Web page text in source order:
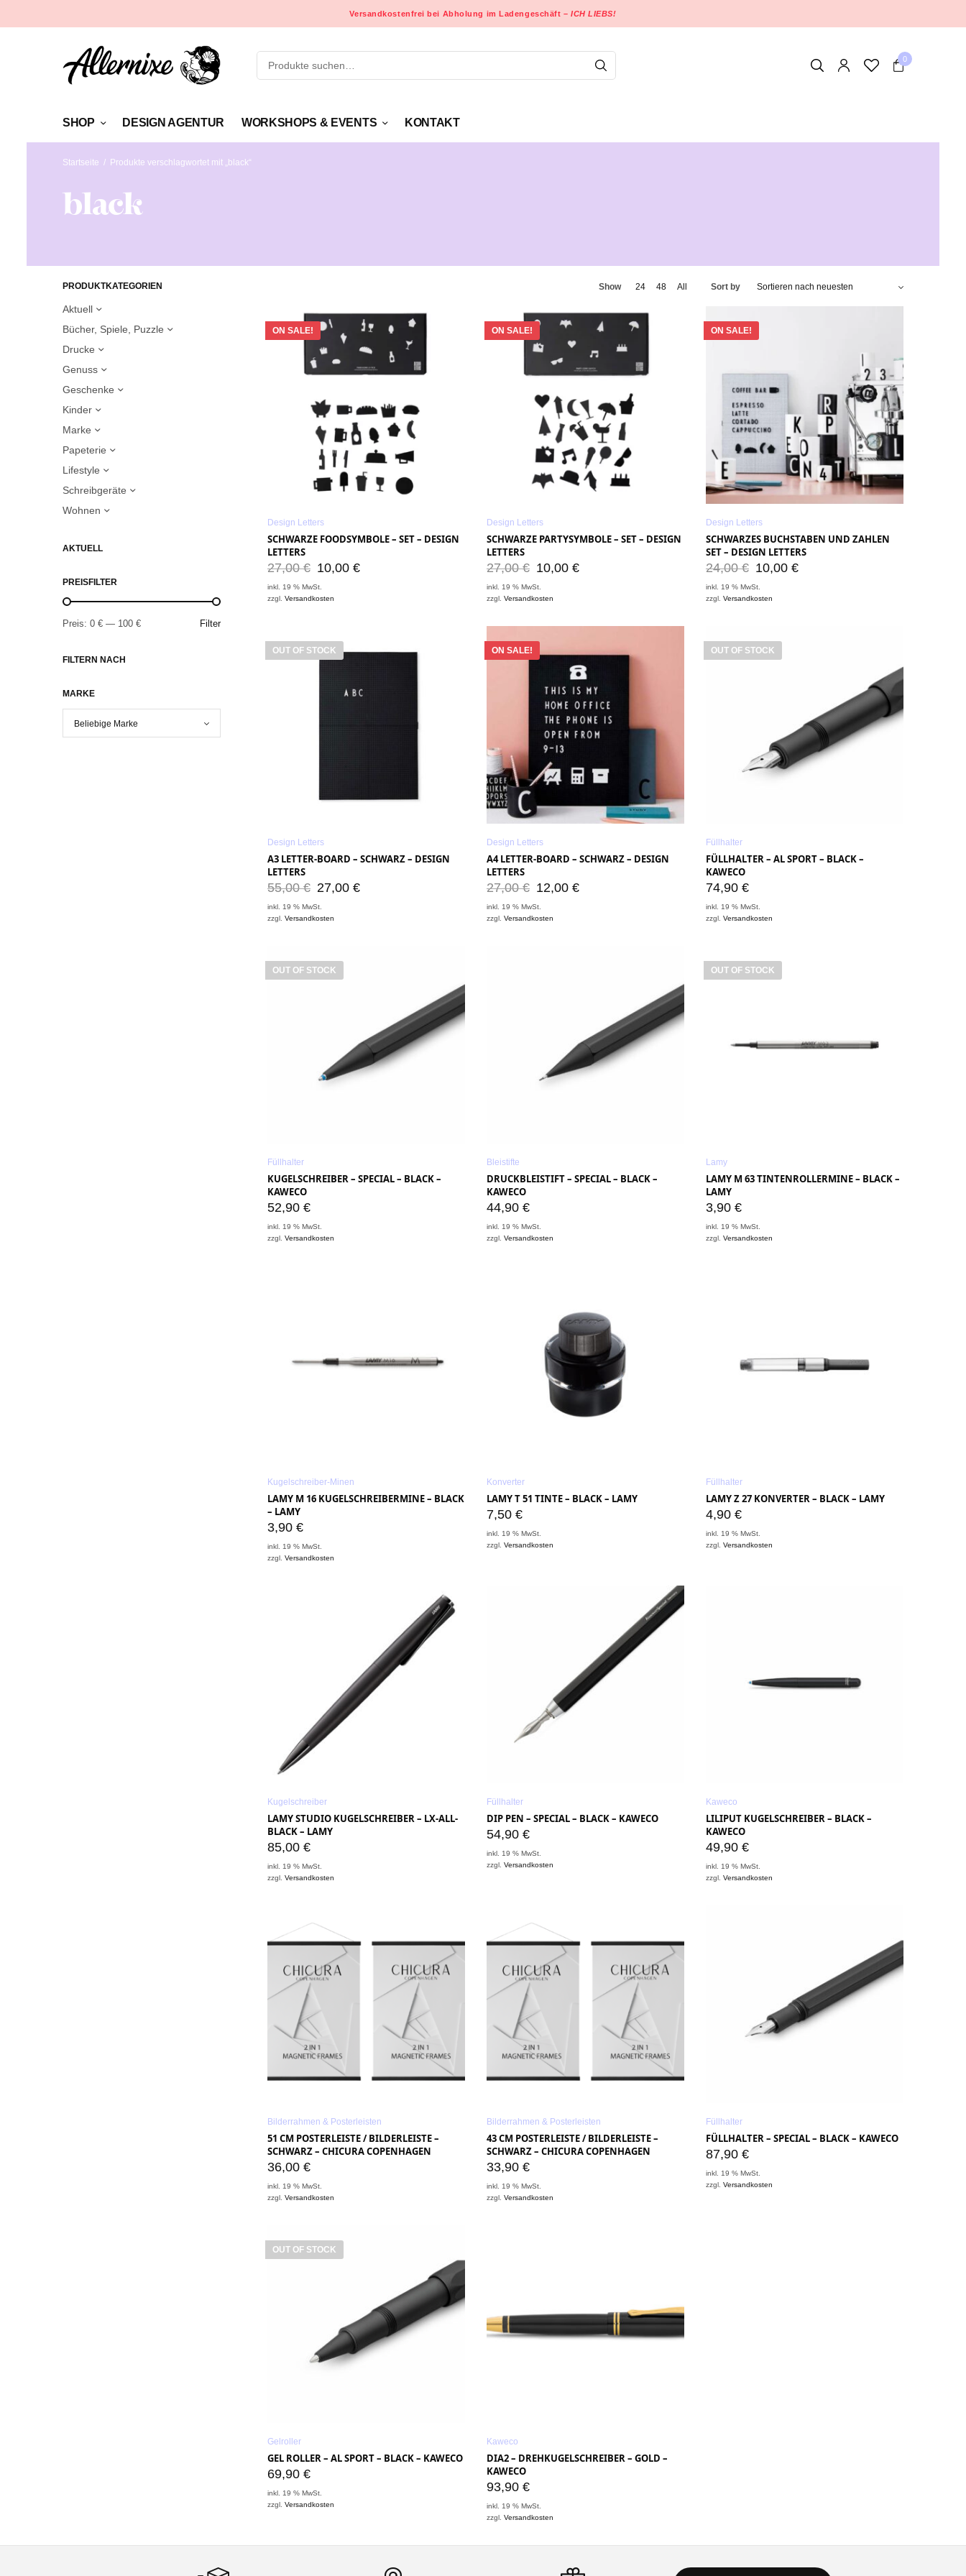
Versandkostenfrei bei Abholung im Ladengeschäft –ICH LIEBS!
0
SHOP DESIGN AGENTUR WORKSHOPS & EVENTS KONTAKT
Startseite / Produkte verschlagwortet mit „black“
black
PRODUKTKATEGORIEN
Aktuell
Bücher, Spiele, Puzzle
Drucke
Genuss
Geschenke
Kinder
Marke
Papeterie
Lifestyle
Schreibgeräte
Wohnen
AKTUELL
PREISFILTER
Filter
Preis: 0 € — 100 €
FILTERN NACH
MARKE
Show 24 48 All Sort by
ON SALE!
Design Letters
SCHWARZE FOODSYMBOLE – SET – DESIGN
LETTERS
27,00€ 10,00 €
inkl. 19 % MwSt.
zzgl.Versandkosten
ON SALE!
Design Letters
SCHWARZE PARTYSYMBOLE – SET – DESIGN
LETTERS
27,00€ 10,00 €
inkl. 19 % MwSt.
zzgl. Versandkosten
ON SALE!
Design Letters
SCHWARZES BUCHSTABEN UND ZAHLEN
SET – DESIGN LETTERS
24,00€ 10,00 €
inkl. 19 % MwSt.
zzgl. Versandkosten
OUT OF STOCK
Design Letters
A3 LETTER-BOARD – SCHWARZ – DESIGN
LETTERS
55,00€ 27,00 €
inkl. 19 % MwSt.
zzgl.Versandkosten
ON SALE!
Design Letters
A4 LETTER-BOARD – SCHWARZ – DESIGN
LETTERS
27,00€ 12,00 €
inkl. 19 % MwSt.
zzgl. Versandkosten
OUT OF STOCK
Füllhalter
FÜLLHALTER – AL SPORT – BLACK –
KAWECO
74,90 €
inkl. 19 % MwSt.
zzgl. Versandkosten
OUT OF STOCK
Füllhalter
KUGELSCHREIBER – SPECIAL – BLACK –
KAWECO
52,90 €
inkl. 19 % MwSt.
zzgl.Versandkosten
Bleistifte
DRUCKBLEISTIFT – SPECIAL – BLACK –
KAWECO
44,90 €
inkl. 19 % MwSt.
zzgl. Versandkosten
OUT OF STOCK
Lamy
LAMY M 63 TINTENROLLERMINE – BLACK –
LAMY
3,90 €
inkl. 19 % MwSt.
zzgl. Versandkosten
Kugelschreiber-Minen
LAMY M 16 KUGELSCHREIBERMINE – BLACK
– LAMY
3,90 €
inkl. 19 % MwSt.
zzgl.Versandkosten
Konverter
LAMY T 51 TINTE – BLACK – LAMY
7,50 €
inkl. 19 % MwSt.
zzgl. Versandkosten
Füllhalter
LAMY Z 27 KONVERTER – BLACK – LAMY
4,90 €
inkl. 19 % MwSt.
zzgl. Versandkosten
Kugelschreiber
LAMY STUDIO KUGELSCHREIBER – LX-ALL-
BLACK – LAMY
85,00 €
inkl. 19 % MwSt.
zzgl.Versandkosten
Füllhalter
DIP PEN – SPECIAL – BLACK – KAWECO
54,90 €
inkl. 19 % MwSt.
zzgl. Versandkosten
Kaweco
LILIPUT KUGELSCHREIBER – BLACK –
KAWECO
49,90 €
inkl. 19 % MwSt.
zzgl. Versandkosten
Bilderrahmen & Posterleisten
51 CM POSTERLEISTE / BILDERLEISTE –
SCHWARZ – CHICURA COPENHAGEN
36,00 €
inkl. 19 % MwSt.
zzgl.Versandkosten
Bilderrahmen & Posterleisten
43 CM POSTERLEISTE / BILDERLEISTE –
SCHWARZ – CHICURA COPENHAGEN
33,90 €
inkl. 19 % MwSt.
zzgl. Versandkosten
Füllhalter
FÜLLHALTER – SPECIAL – BLACK – KAWECO
87,90 €
inkl. 19 % MwSt.
zzgl. Versandkosten
OUT OF STOCK
Gelroller
GEL ROLLER – AL SPORT – BLACK – KAWECO
69,90 €
inkl. 19 % MwSt.
zzgl.Versandkosten
Kaweco
DIA2 – DREHKUGELSCHREIBER – GOLD –
KAWECO
93,90 €
inkl. 19 % MwSt.
zzgl. Versandkosten